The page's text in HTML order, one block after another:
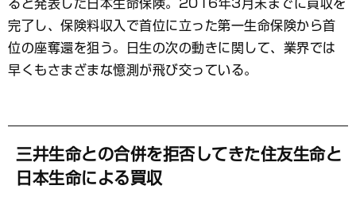
ッ
ク
マ
ー
ク
ると発表した日本生命保険。2016年3月末までに買収を
完了し、保険料収入で首位に立った第一生命保険から首
位の座奪還を狙う。日生の次の動きに関して、業界では
早くもさまざまな憶測が飛び交っている。
三井生命との合併を拒否してきた住友生命と
日本生命による買収